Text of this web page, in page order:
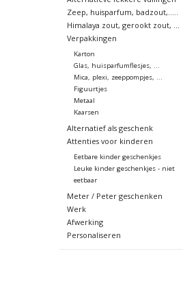
Zeep, huisparfum, badzout,.....
Himalaya zout, gerookt zout, ...
Verpakkingen
Karton
Glas, huisparfumflesjes, ...
Mica, plexi, zeeppompjes, ...
Figuurtjes
Metaal
Kaarsen
Alternatief als geschenk
Attenties voor kinderen
Eetbare kinder geschenkjes
Leuke kinder geschenkjes - niet
eetbaar
Meter / Peter geschenken
Werk
Afwerking
Personaliseren